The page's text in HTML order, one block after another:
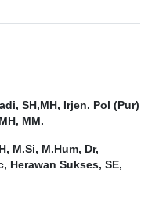
SH,MH, Irjen. Pol (Pur)
MM.
M.Si, M.Hum, Dr,
Herawan Sukses, SE,